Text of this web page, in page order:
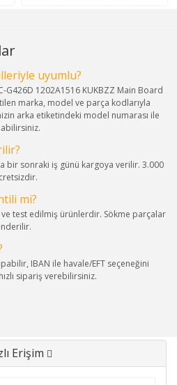
uyumlu?
G426D 1202A1516 KUKBZZ Main Board
marka, model ve parça kodlarıyla
arka etiketindeki model numarası ile
bir sonraki iş günü kargoya verilir. 3.000
mi?
test edilmiş ürünlerdir. Sökme parçalar
IBAN ile havale/EFT seçeneğini
sipariş verebilirsiniz.
Erişim